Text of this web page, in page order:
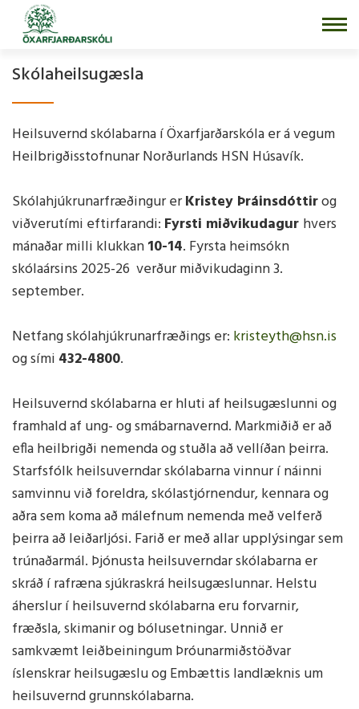
Fara
efni
Skólaheilsugæsla
Heilsuvernd skólabarna í Öxarfjarðarskóla er á vegum
Heilbrigðisstofnunar Norðurlands HSN Húsavík.
Skólahjúkrunarfræðingur erKristey Þráinsdóttirog
viðverutími eftirfarandi: Fyrsti miðvikudagur hvers
mánaðar milli klukkan10-14. Fyrsta heimsókn
skólaársins 2025-26 verður miðvikudaginn 3.
september.
Netfang skólahjúkrunarfræðings er: kristeyth@hsn.is
og sími 432-4800.
Heilsuvernd skólabarna er hluti af heilsugæslunni og
framhald af ung- og smábarnavernd. Markmiðið er að
efla heilbrigði nemenda og stuðla að vellíðan þeirra.
Starfsfólk heilsuverndar skólabarna vinnur í náinni
samvinnu við foreldra, skólastjórnendur, kennara og
aðra sem koma að málefnum nemenda með velferð
þeirra að leiðarljósi. Farið er með allar upplýsingar sem
trúnaðarmál. Þjónusta heilsuverndar skólabarna er
skráð í rafræna sjúkraskrá heilsugæslunnar. Helstu
áherslur í heilsuvernd skólabarna eru forvarnir,
fræðsla, skimanir og bólusetningar. Unnið er
samkvæmt leiðbeiningum Þróunarmiðstöðvar
íslenskrar heilsugæslu og Embættis landlæknis um
heilsuvernd grunnskólabarna.